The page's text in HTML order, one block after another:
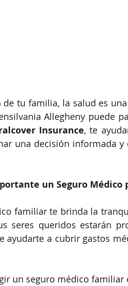
de tu familia, la salud es
Allegheny puede
Insurance, te
una decisión informada
un Seguro Médico
familiar te brinda la
seres queridos estarán
ayudarte a cubrir gastos
un seguro médico familiar